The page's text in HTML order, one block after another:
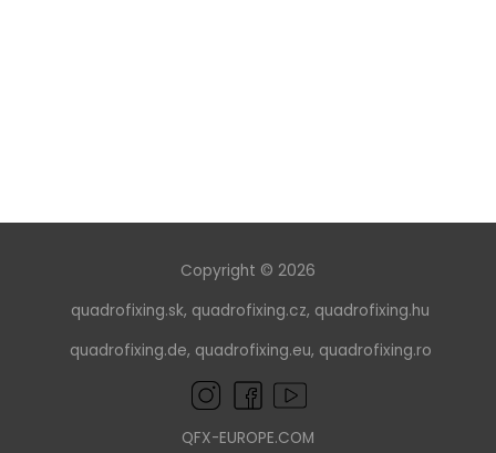
Copyright © 2026
quadrofixing.sk, quadrofixing.cz, quadrofixing.hu
quadrofixing.de, quadrofixing.eu, quadrofixing.ro
QFX-EUROPE.COM